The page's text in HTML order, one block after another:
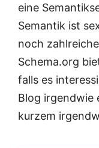
eine
Semantik ist
noch
Schema.org
falls es
Blog irgendwie
kurzem